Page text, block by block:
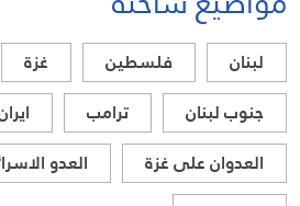
لبنان فلسطين غزة
جنوب لبنان
ترامب
العدوان على غزة
العدو